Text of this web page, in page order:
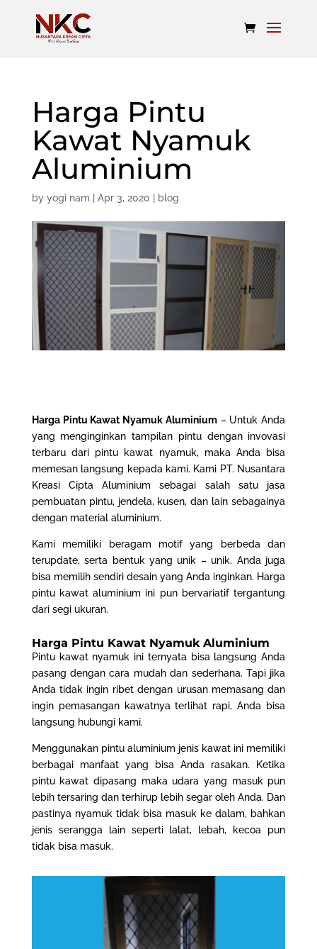
Harga Pintu
Kawat Nyamuk
Aluminium
by yogi nam Apr 3, 2020 blog
Harga Pintu Kawat Nyamuk Aluminium– Untuk Anda
yang menginginkan tampilan pintu dengan invovasi
terbaru dari pintu kawat nyamuk, maka Anda bisa
memesan langsung kepada kami. Kami PT. Nusantara
Kreasi Cipta Aluminium sebagai salah satu jasa
pembuatan pintu, jendela, kusen, dan lain sebagainya
dengan material aluminium.
Kami memiliki beragam motif yang berbeda dan
terupdate, serta bentuk yang unik – unik. Anda juga
bisa memilih sendiri desain yang Anda inginkan. Harga
pintu kawat aluminium ini pun bervariatif tergantung
dari segi ukuran.
Harga Pintu Kawat Nyamuk Aluminium
Pintu kawat nyamuk ini ternyata bisa langsung Anda
pasang dengan cara mudah dan sederhana. Tapi jika
Anda tidak ingin ribet dengan urusan memasang dan
ingin pemasangan kawatnya terlihat rapi, Anda bisa
langsung hubungi kami.
Menggunakan pintu aluminium jenis kawat ini memiliki
berbagai manfaat yang bisa Anda rasakan. Ketika
pintu kawat dipasang maka udara yang masuk pun
lebih tersaring dan terhirup lebih segar oleh Anda. Dan
pastinya nyamuk tidak bisa masuk ke dalam, bahkan
jenis serangga lain seperti lalat, lebah, kecoa pun
tidak bisa masuk.